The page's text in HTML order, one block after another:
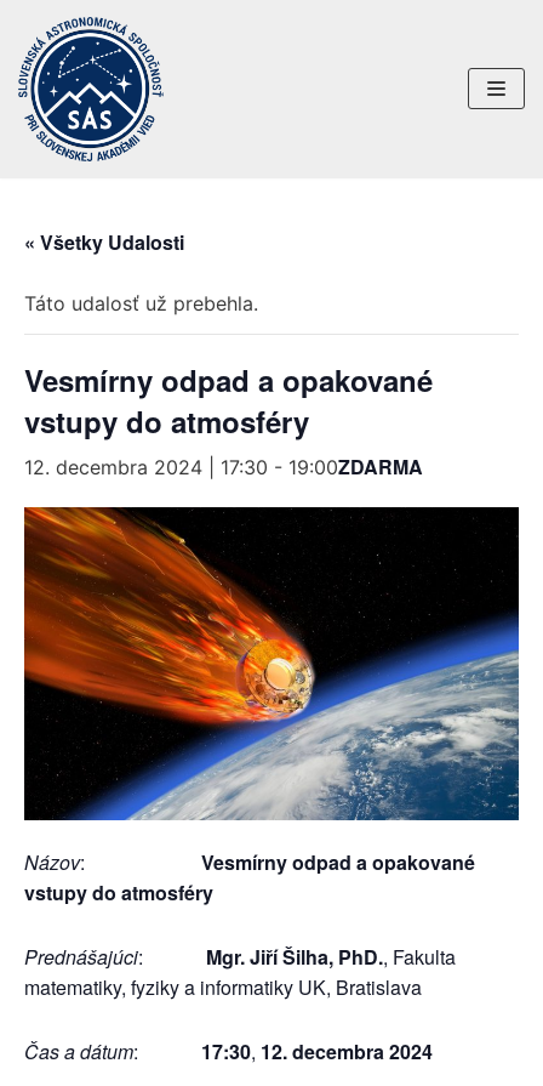
Preskočiť
na
obsah
« Všetky Udalosti
Táto udalosť už prebehla.
Vesmírny odpad a opakované
vstupy do atmosféry
12. decembra 2024 | 17:30 - 19:00ZDARMA
Názov: Vesmírny odpad a opakované
vstupy do atmosféry
Prednášajúci: Mgr. Jiří Šilha, PhD., Fakulta
matematiky, fyziky a informatiky UK, Bratislava
Čas a dátum: 17:30, 12. decembra 2024